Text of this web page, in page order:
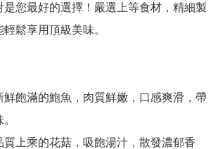
是您最好的選擇！嚴選上等食材，精細製
鬆享用頂級美味。
鮮飽滿的鮑魚，肉質鮮嫩，口感爽滑，帶
質上乘的花菇，吸飽湯汁，散發濃郁香